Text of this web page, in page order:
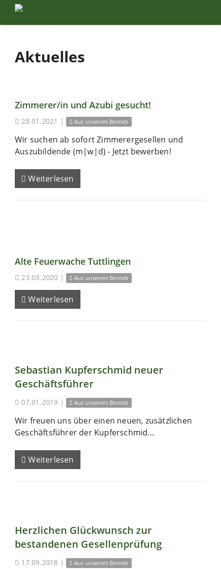
Aktuelles
Zimmerer/in und Azubi gesucht!
28.01.2021 | Aus unserem Betrieb
Wir suchen ab sofort Zimmerergesellen und
Auszubildende (m|w|d) - Jetzt bewerben!
Weiterlesen
Alte Feuerwache Tuttlingen
23.03.2020 | Aus unserem Betrieb
Weiterlesen
Sebastian Kupferschmid neuer
Geschäftsführer
07.01.2019 | Aus unserem Betrieb
Wir freuen uns über einen neuen, zusätzlichen
Geschäftsführer der Kupferschmid...
Weiterlesen
Herzlichen Glückwunsch zur
bestandenen Gesellenprüfung
17.09.2018 | Aus unserem Betrieb